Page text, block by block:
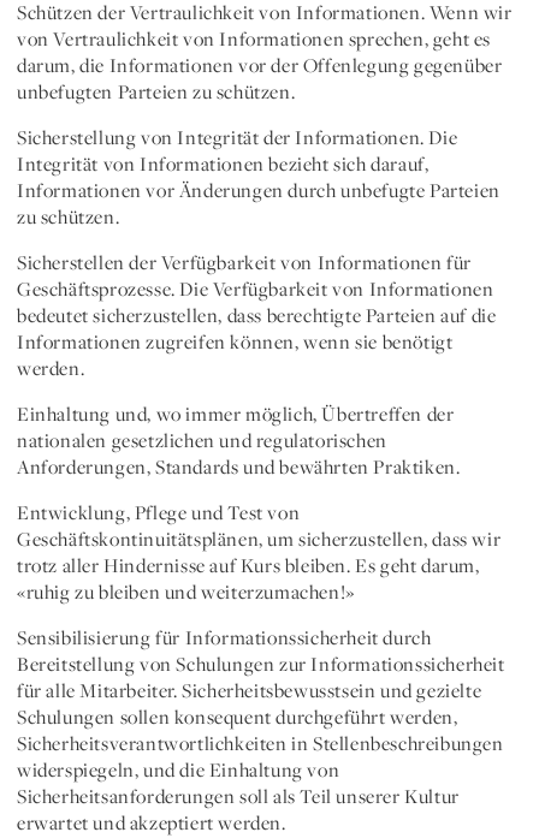
Schützen der Vertraulichkeit von Informationen. Wenn wir
von Vertraulichkeit von Informationen sprechen, geht es
darum, die Informationen vor der Offenlegung gegenüber
unbefugten Parteien zu schützen.
Sicherstellung von Integrität der Informationen. Die
Integrität von Informationen bezieht sich darauf,
Informationen vor Änderungen durch unbefugte Parteien
zu schützen.
Sicherstellen der Verfügbarkeit von Informationen für
Geschäftsprozesse. Die Verfügbarkeit von Informationen
bedeutet sicherzustellen, dass berechtigte Parteien auf die
Informationen zugreifen können, wenn sie benötigt
werden.
Einhaltung und, wo immer möglich, Übertreffen der
nationalen gesetzlichen und regulatorischen
Anforderungen, Standards und bewährten Praktiken.
Entwicklung, Pflege und Test von
Geschäftskontinuitätsplänen, um sicherzustellen, dass wir
trotz aller Hindernisse auf Kurs bleiben. Es geht darum,
«ruhig zu bleiben und weiterzumachen!»
Sensibilisierung für Informationssicherheit durch
Bereitstellung von Schulungen zur Informationssicherheit
für alle Mitarbeiter. Sicherheitsbewusstsein und gezielte
Schulungen sollen konsequent durchgeführt werden,
Sicherheitsverantwortlichkeiten in Stellenbeschreibungen
widerspiegeln, und die Einhaltung von
Sicherheitsanforderungen soll als Teil unserer Kultur
erwartet und akzeptiert werden.